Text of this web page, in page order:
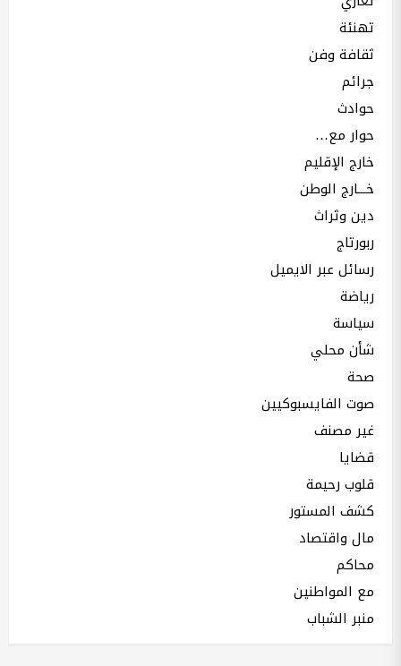
تهنئة
ثقافة وفن
جرائم
حوادث
حوار مع…
خارج الإقليم
خـــارج الوطن
دين وثراث
ربورتاج
رسائل عبر الايميل
رياضة
سياسة
شأن محلي
صحة
صوت الفايسبوكيين
غير مصنف
قضايا
قلوب رحيمة
كشف المستور
مال واقتصاد
محاكم
مع المواطنين
منبر الشباب